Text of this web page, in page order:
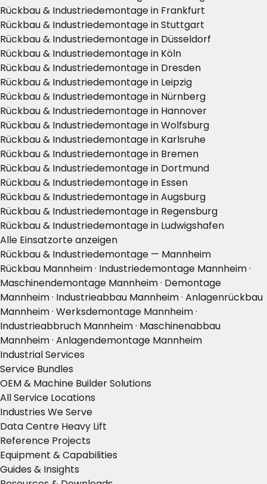
Rückbau & Industriedemontage in Frankfurt
Rückbau & Industriedemontage in Stuttgart
Rückbau & Industriedemontage in Düsseldorf
Rückbau & Industriedemontage in Köln
Rückbau & Industriedemontage in Dresden
Rückbau & Industriedemontage in Leipzig
Rückbau & Industriedemontage in Nürnberg
Rückbau & Industriedemontage in Hannover
Rückbau & Industriedemontage in Wolfsburg
Rückbau & Industriedemontage in Karlsruhe
Rückbau & Industriedemontage in Bremen
Rückbau & Industriedemontage in Dortmund
Rückbau & Industriedemontage in Essen
Rückbau & Industriedemontage in Augsburg
Rückbau & Industriedemontage in Regensburg
Rückbau & Industriedemontage in Ludwigshafen
Alle Einsatzorte anzeigen
Rückbau & Industriedemontage — Mannheim
Rückbau Mannheim · Industriedemontage Mannheim ·
Maschinendemontage Mannheim · Demontage
Mannheim · Industrieabbau Mannheim · Anlagenrückbau
Mannheim · Werksdemontage Mannheim ·
Industrieabbruch Mannheim · Maschinenabbau
Mannheim · Anlagendemontage Mannheim
Industrial Services
Service Bundles
OEM & Machine Builder Solutions
All Service Locations
Industries We Serve
Data Centre Heavy Lift
Reference Projects
Equipment & Capabilities
Guides & Insights